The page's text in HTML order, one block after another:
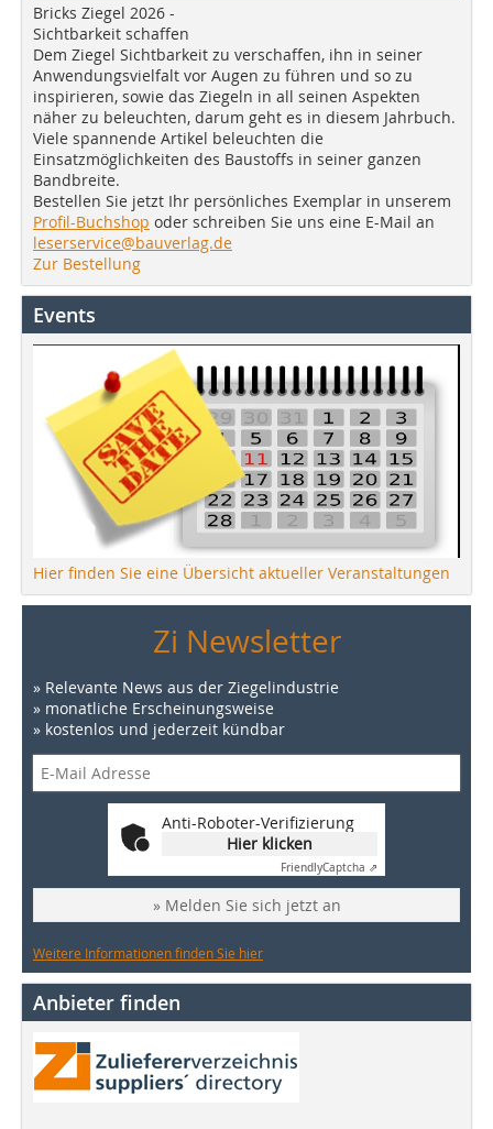
Bricks Ziegel 2026 -
Sichtbarkeit schaffen
Dem Ziegel Sichtbarkeit zu verschaffen, ihn in seiner
Anwendungsvielfalt vor Augen zu führen und so zu
inspirieren, sowie das Ziegeln in all seinen Aspekten
näher zu beleuchten, darum geht es in diesem Jahrbuch.
Viele spannende Artikel beleuchten die
Einsatzmöglichkeiten des Baustoffs in seiner ganzen
Bandbreite.
Bestellen Sie jetzt Ihr persönliches Exemplar in unserem
Profil-Buchshop oder schreiben Sie uns eine E-Mail an
leserservice@bauverlag.de
Zur Bestellung
Events
Hier finden Sie eine Übersicht aktueller Veranstaltungen
Zi Newsletter
» Relevante News aus der Ziegelindustrie
» monatliche Erscheinungsweise
» kostenlos und jederzeit kündbar
Anti-Roboter-Verifizierung
Hier klicken
FriendlyCaptcha ⇗
» Melden Sie sich jetzt an
Weitere Informationen finden Sie hier
Anbieter finden